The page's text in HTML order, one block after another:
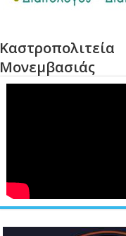
Καστροπολιτεία
Μονεμβασιάς